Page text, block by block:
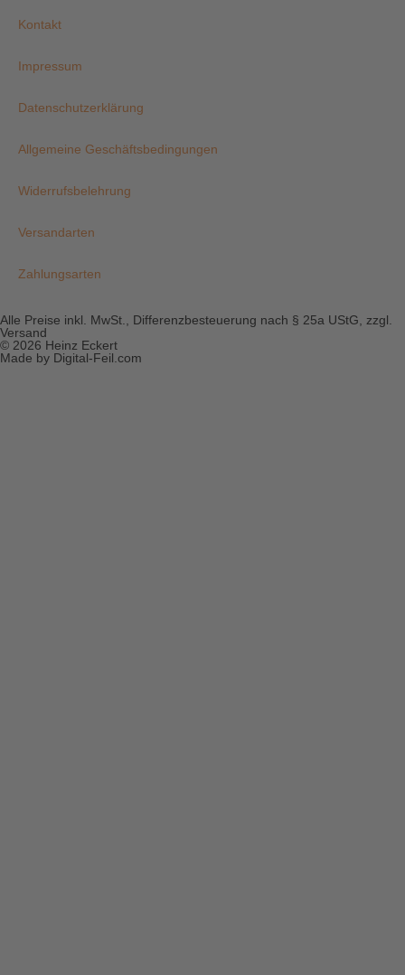
Kontakt
Impressum
Datenschutzerklärung
Allgemeine Geschäftsbedingungen
Widerrufsbelehrung
Versandarten
Zahlungsarten
Alle Preise inkl. MwSt., Differenzbesteuerung nach § 25a UStG, zzgl.
Versand
© 2026 Heinz Eckert
Made by Digital-Feil.com